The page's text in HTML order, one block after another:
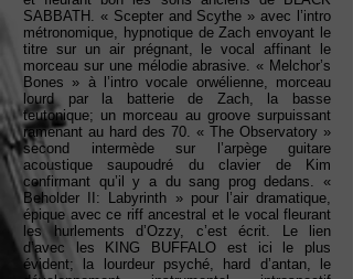
SABBATH. « Scepter and Scythe » avec l’intro
métronomique, hypnotique de Zach envoyant le
titre sur un air prégnant, le vocal affinant le
morceau sur une mélodie abrasive. « Melchor’s
Bones » à l’intro vocale orwélienne, morceau
lourd par la batterie de Zach, la basse
teutonique; un morceau au groove surpuissant
ramenant au hard des 70. « The Observatory »
second intermède sur l’arpège guitare
acoustique saupoudré du clavier de Kim
confirmant qu’il y a du sang prog dedans. «
Beholder II: Labyrinth » pour l’air dramatique,
épique avec ce riff ancestral et le vocal fleurant
les hurlements d’Ozzy, c’est écrit. Le lien
d’avec les KING BUFFALO est ici le plus
évident; la lourdeur psyché, hard d’antan, le